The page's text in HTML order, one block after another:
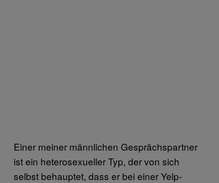
Einer meiner männlichen Gesprächspartner
ist ein heterosexueller Typ, der von sich
selbst behauptet, dass er bei einer Yelp-